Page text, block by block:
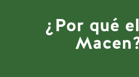
¿Por qué